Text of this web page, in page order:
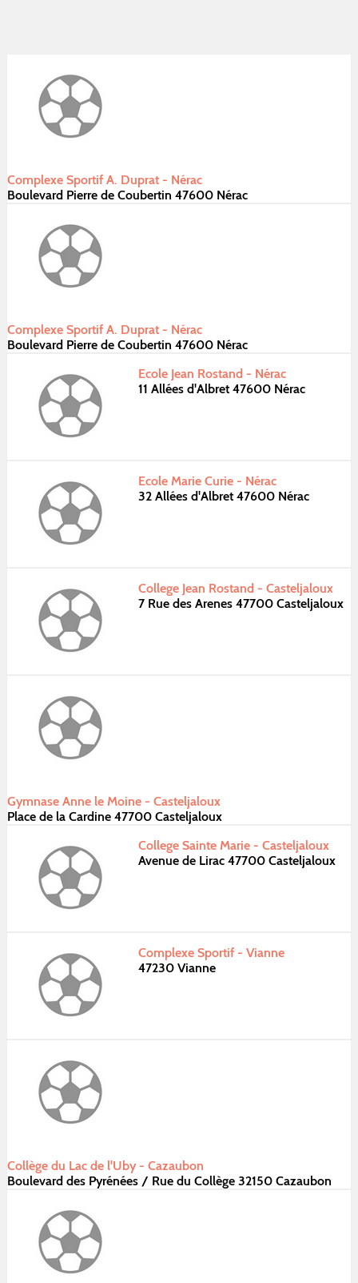
Complexe Sportif A. Duprat - Nérac
Boulevard Pierre de Coubertin 47600 Nérac
Complexe Sportif A. Duprat - Nérac
Boulevard Pierre de Coubertin 47600 Nérac
Ecole Jean Rostand - Nérac
11 Allées d'Albret 47600 Nérac
Ecole Marie Curie - Nérac
32 Allées d'Albret 47600 Nérac
College Jean Rostand - Casteljaloux
7 Rue des Arenes 47700 Casteljaloux
Gymnase Anne le Moine - Casteljaloux
Place de la Cardine 47700 Casteljaloux
College Sainte Marie - Casteljaloux
Avenue de Lirac 47700 Casteljaloux
Complexe Sportif - Vianne
47230 Vianne
Collège du Lac de l'Uby - Cazaubon
Boulevard des Pyrénées / Rue du Collège 32150 Cazaubon